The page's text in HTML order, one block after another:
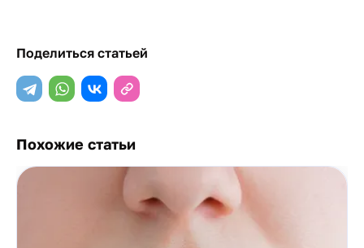
Поделиться статьей
Похожие статьи